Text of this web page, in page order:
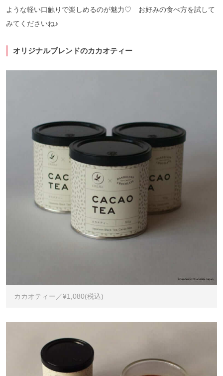
ような軽い口触りで楽しめるのが魅力♡ お好みの食べ方を試して
みてくださいね♪
オリジナルブレンドのカカオティー
カカオティー／¥1,080(税込)